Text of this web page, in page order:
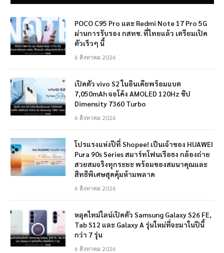
POCO C95 Pro และ Redmi Note 17 Pro 5G
ผ่านการรับรอง กสทช. ที่ไทยแล้ว เตรียมเปิด
ตัวเร็วๆ นี้
6 สิงหาคม 2026
เปิดตัว vivo S2 ในอินเดียพร้อมแบต
7,050mAh จอโค้ง AMOLED 120Hz ชิป
Dimensity 7360 Turbo
6 สิงหาคม 2026
โปรแรงแห่งปีที่ Shopee! เป็นเจ้าของ HUAWEI
Pura 90s Series สมาร์ทโฟนเรือธง กล้องถ่าย
สวยสมจริงทุกระยะ พร้อมของสมนาคุณและ
สิทธิพิเศษสุดคุ้มห้ามพลาด
6 สิงหาคม 2026
หลุดไทม์ไลน์เปิดตัว Samsung Galaxy S26 FE,
Tab S12 และ Galaxy A รุ่นใหม่ที่จะมาในปีนี้
กว่า 7 รุ่น
6 สิงหาคม 2026